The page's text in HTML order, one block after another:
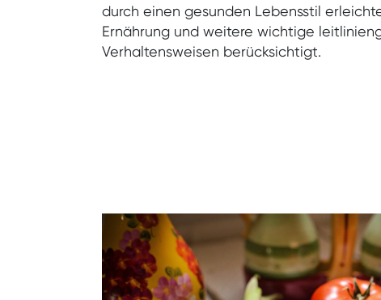
durch einen gesunden Lebensstil
Ernährung und weitere wichtige
Verhaltensweisen berücksichtigt.